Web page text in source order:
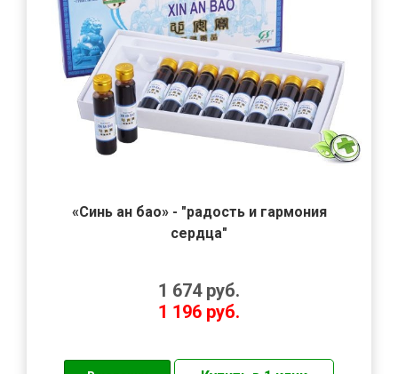
«Синь ан бао» - "радость и гармония
сердца"
1 674 руб.
1 196 руб.